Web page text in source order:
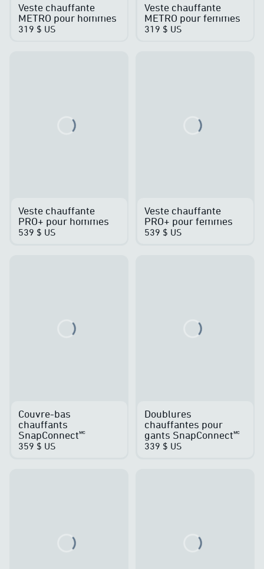
Veste chauffante
METRO pour hommes
319 $ US
Veste chauffante
METRO pour femmes
319 $ US
Loading...
Veste chauffante
PRO+ pour hommes
539 $ US
Loading...
Veste chauffante
PRO+ pour femmes
539 $ US
Loading...
Couvre-bas
chauffants
SnapConnect🅪
359 $ US
Loading...
Doublures
chauffantes pour
gants SnapConnect🅪
339 $ US
Loading... Loading...